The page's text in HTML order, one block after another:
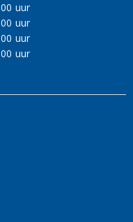
uur
uur
uur
uur